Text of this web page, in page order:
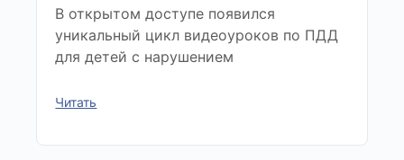
В открытом доступе появился
уникальный цикл видеоуроков по ПДД
для детей с нарушением
Читать